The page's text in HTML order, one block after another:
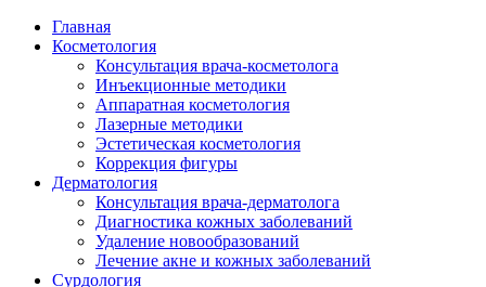
Главная
Косметология
Консультация врача-косметолога
Инъекционные методики
Аппаратная косметология
Лазерные методики
Эстетическая косметология
Коррекция фигуры
Дерматология
Консультация врача-дерматолога
Диагностика кожных заболеваний
Удаление новообразований
Лечение акне и кожных заболеваний
Сурдология